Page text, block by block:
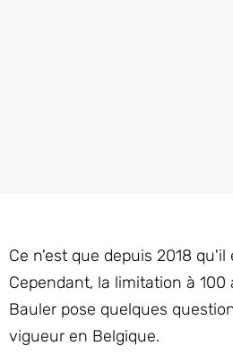
Ce n'est que depuis 2018
Cependant, la limitation à
Bauler pose quelques
vigueur en Belgique.